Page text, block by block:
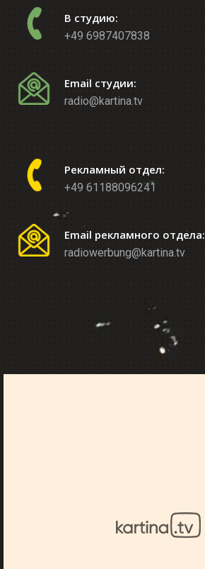
В студию:
+49 6987407838
Email студии:
radio@kartina.tv
Рекламный отдел:
+49 61188096241
Email рекламного отдела:
radiowerbung@kartina.tv